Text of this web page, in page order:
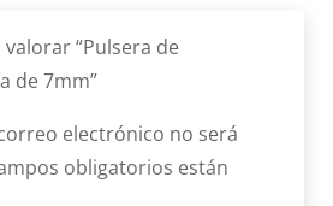
“Pulsera de
de 7mm”
electrónico no será
obligatorios están